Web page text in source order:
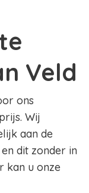
Veld
ons
Wij
aan de
dit zonder in
kan u onze